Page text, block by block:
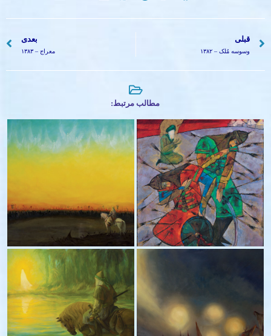
قبلی
وسوسه مُلک – ۱۳۸۲
بعدی
معراج – ۱۳۸۳
مطالب مرتبط:
نماز – ۱۳۷۶ آخرین کلام ۱۳۹۴ – ۱۳۹۸